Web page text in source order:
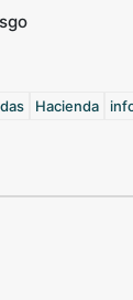
Hacienda